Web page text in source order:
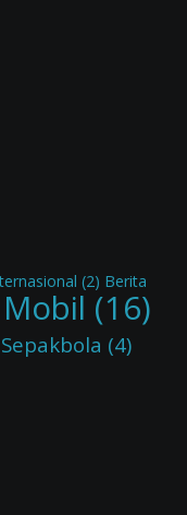
(2) Berita
Mobil (16)
Sepakbola (4)